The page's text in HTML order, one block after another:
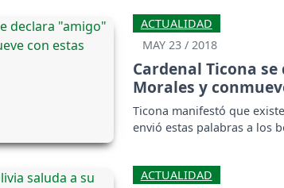
ACTUALIDAD
MAY 23 / 2018
Cardenal Ticona
Morales y
Ticona manifestó que
envió estas palabras a los
ACTUALIDAD